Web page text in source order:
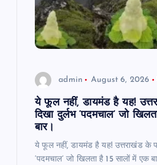
admin August 6, 2026
ये फूल नहीं, डायमंड है यह!
दिखा दुर्लभ ‘पदमचाल’ जो
बार।
ये फूल नहीं, डायमंड है यह! उत्तराखंड के
‘पदमचाल’ जो खिलता है 15 सालों में एक